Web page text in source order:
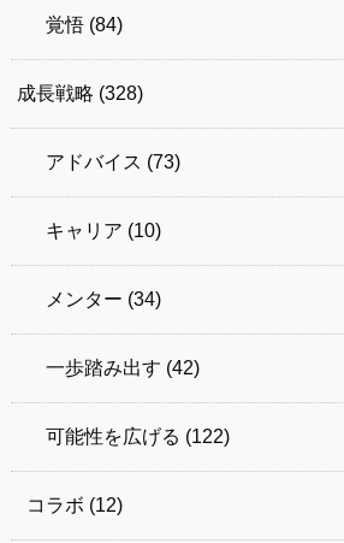
覚悟 (84)
成長戦略 (328)
アドバイス (73)
キャリア (10)
メンター (34)
一歩踏み出す (42)
可能性を広げる (122)
コラボ (12)